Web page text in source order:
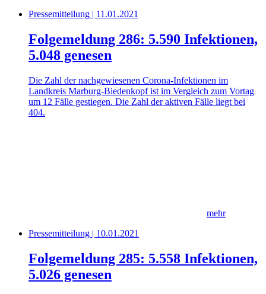
Pressemitteilung | 11.01.2021
Folgemeldung 286: 5.590 Infektionen,
5.048 genesen
Die Zahl der nachgewiesenen Corona-Infektionen im
Landkreis Marburg-Biedenkopf ist im Vergleich zum Vortag
um 12 Fälle gestiegen. Die Zahl der aktiven Fälle liegt bei
404.
mehr
Pressemitteilung | 10.01.2021
Folgemeldung 285: 5.558 Infektionen,
5.026 genesen